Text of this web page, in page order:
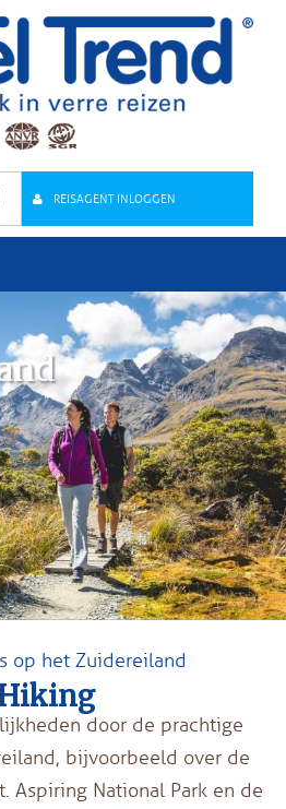
REISAGENT INLOGGEN
op het Zuidereiland
door de prachtige
bijvoorbeeld over de
Aspiring National Park en de